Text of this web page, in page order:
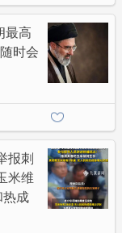
最高
时会
报刺
米维
热成